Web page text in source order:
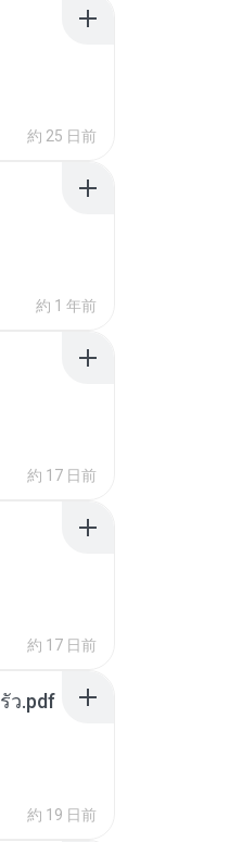
約 25 日前
約 1 年前
約 17 日前
約 17 日前
ว.pdf
約 19 日前